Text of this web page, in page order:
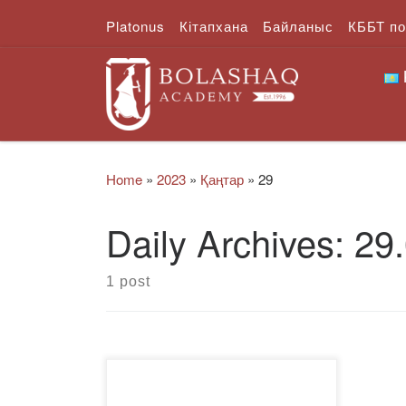
Skip to contentPlatonus Кітапхана Байланыс КББТ
Home » 2023 » Қаңтар » 29
Daily Archives:
1 post